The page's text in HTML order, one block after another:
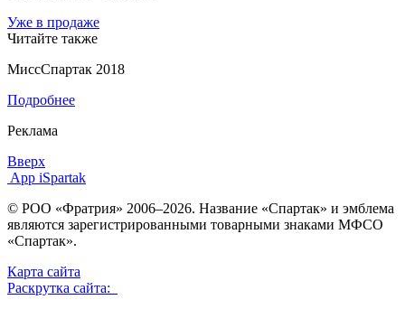
Уже в продаже
Читайте также
МиссСпартак 2018
Подробнее
Реклама
Вверх
App iSpartak
© РОО «Фратрия» 2006–2026. Название «Спартак» и эмблема
являются зарегистрированными товарными знаками МФСО
«Спартак».
Карта сайта
Раскрутка сайта: